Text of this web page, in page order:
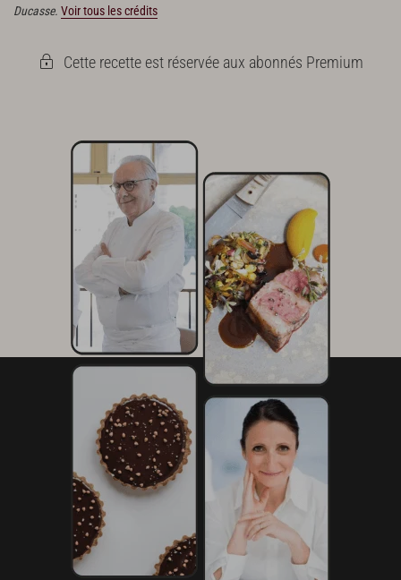
Ducasse. Voir tous les crédits
Cette recette est réservée aux abonnés Premium